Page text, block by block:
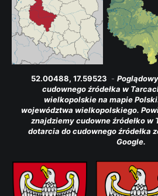
52.00488, 17.59523 -
cudownego źródełka w
wielkopolskie na mapie
województwa wielkopolskiego.
znajdziemy cudowne źródełko w
dotarcia do cudownego źródełka
Google.